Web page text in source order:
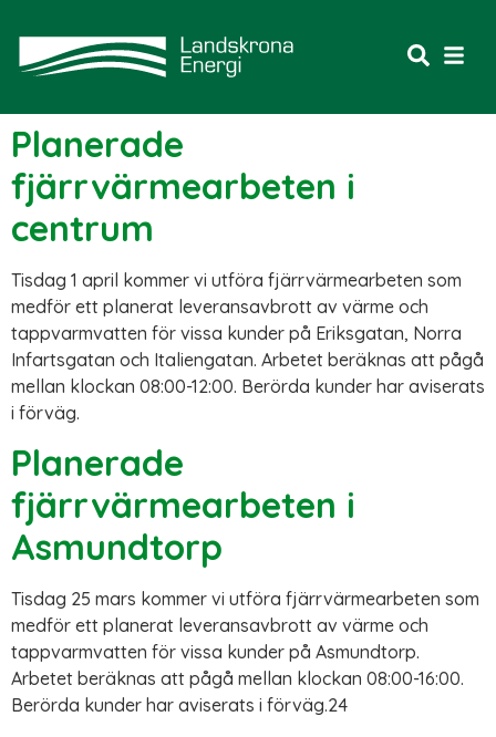
Planerade
fjärrvärmearbeten i
centrum
Tisdag 1 april kommer vi utföra fjärrvärmearbeten som
medför ett planerat leveransavbrott av värme och
tappvarmvatten för vissa kunder på Eriksgatan, Norra
Infartsgatan och Italiengatan. Arbetet beräknas att pågå
mellan klockan 08:00-12:00. Berörda kunder har aviserats
i förväg.
Planerade
fjärrvärmearbeten i
Asmundtorp
Tisdag 25 mars kommer vi utföra fjärrvärmearbeten som
medför ett planerat leveransavbrott av värme och
tappvarmvatten för vissa kunder på Asmundtorp.
Arbetet beräknas att pågå mellan klockan 08:00-16:00.
Berörda kunder har aviserats i förväg.24